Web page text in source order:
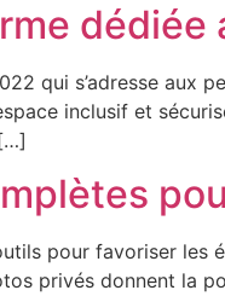
qui s’adresse aux
inclusif et
pour favoriser les
privés donnent la